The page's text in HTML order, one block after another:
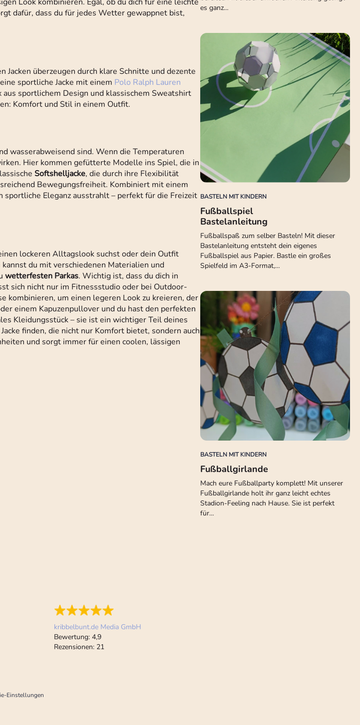
dafür, dass du für jedes Wetter gewappnet bist,
überzeugen durch klare Schnitte und dezente
sportliche Jacke mit einem Polo Ralph Lauren
aus sportlichem Design und klassischem Sweatshirt
Komfort und Stil in einem Outfit.
wasserabweisend sind. Wenn die Temperaturen
Hier kommen gefütterte Modelle ins Spiel, die in
Softshelljacke, die durch ihre Flexibilität
Bewegungsfreiheit. Kombiniert mit einem
Eleganz ausstrahlt – perfekt für die Freizeit
lockeren Alltagslook suchst oder dein Outfit
du mit verschiedenen Materialien und
wetterfesten Parkas. Wichtig ist, dass du dich in
sich nicht nur im Fitnessstudio oder bei Outdoor-
kombinieren, um einen legeren Look zu kreieren, der
einem Kapuzenpullover und du hast den perfekten
Kleidungsstück – sie ist ein wichtiger Teil deines
finden, die nicht nur Komfort bietet, sondern auch
und sorgt immer für einen coolen, lässigen
es ganz…
BASTELN MIT KINDERN
Fußballspiel
Bastelanleitung
Fußballspaß zum selber Basteln! Mit dieser
Bastelanleitung entsteht dein eigenes
Fußballspiel aus Papier. Bastle ein großes
Spielfeld im A3-Format,…
BASTELN MIT KINDERN
Fußballgirlande
Mach eure Fußballparty komplett! Mit unserer
Fußballgirlande holt ihr ganz leicht echtes
Stadion-Feeling nach Hause. Sie ist perfekt
für…
Einstellungen
kribbelbunt.de Media GmbH
Bewertung: 4,9
Rezensionen: 21